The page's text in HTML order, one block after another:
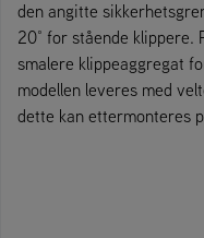
den angitte
20° for stående klippere.
smalere klippeaggregat
modellen leveres med
dette kan ettermonteres